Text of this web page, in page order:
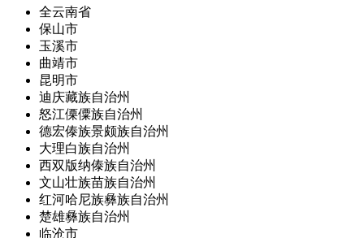
全云南省
保山市
玉溪市
曲靖市
昆明市
迪庆藏族自治州
怒江傈僳族自治州
德宏傣族景颇族自治州
大理白族自治州
西双版纳傣族自治州
文山壮族苗族自治州
红河哈尼族彝族自治州
楚雄彝族自治州
临沧市